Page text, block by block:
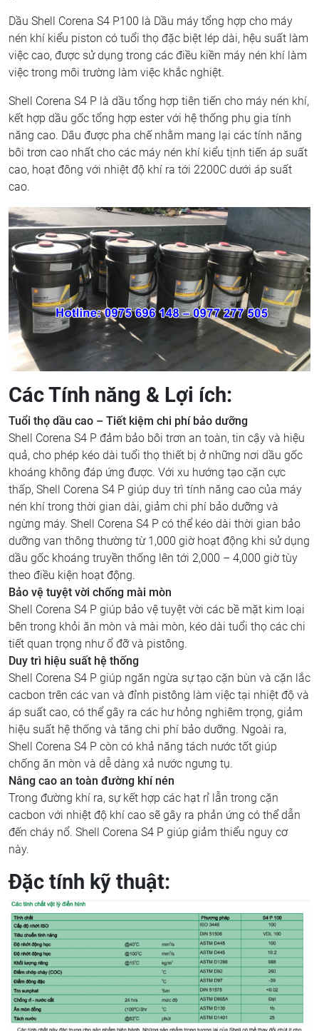
Dầu Shell Corena S4 P100 là Dầu máy tổng hợp cho máy
nén khí kiểu piston có tuổi thọ đặc biệt lép dài, hệu suất làm
việc cao, được sử dụng trong các điều kiền máy nén khí làm
việc trong môi trường làm việc khắc nghiệt.
Shell Corena S4 P là dầu tổng hợp tiên tiến cho máy nén khí,
kết hợp dầu gốc tổng hợp ester với hệ thống phụ gia tính
năng cao. Dâu được pha chế nhằm mang lại các tính năng
bôi trơn cao nhất cho các máy nén khí kiểu tịnh tiến áp suất
cao, hoạt đông với nhiệt độ khí ra tới 2200C dưới áp suất
cao.
Các Tính năng & Lợi ích:
Tuổi thọ dầu cao – Tiết kiệm chi phí bảo dưỡng
Shell Corena S4 P đảm bảo bôi trơn an toàn, tin cậy và hiệu
quả, cho phép kéo dài tuổi thọ thiết bị ở những nơi dầu gốc
khoáng không đáp ứng được. Với xu hướng tạo cặn cực
thấp, Shell Corena S4 P giúp duy trì tính năng cao của máy
nén khí trong thời gian dài, giảm chi phí bảo dưỡng và
ngừng máy. Shell Corena S4 P có thể kéo dài thời gian bảo
dưỡng van thông thường từ 1,000 giờ hoạt động khi sử dụng
dầu gốc khoáng truyền thống lên tới 2,000 – 4,000 giờ tùy
theo điều kiện hoạt động.
Bảo vệ tuyệt vời chống mài mòn
Shell Corena S4 P giúp bảo vệ tuyệt vời các bề mặt kim loại
bên trong khỏi ăn mòn và mài mòn, kéo dài tuổi thọ các chi
tiết quan trọng như ổ đỡ và pistông.
Duy trì hiệu suất hệ thống
Shell Corena S4 P giúp ngăn ngừa sự tạo cặn bùn và cặn lắc
cacbon trên các van và đỉnh pistông làm việc tại nhiệt độ và
áp suất cao, có thể gây ra các hư hỏng nghiêm trọng, giảm
hiệu suất hệ thống và tăng chi phí bảo dưỡng. Ngoài ra,
Shell Corena S4 P còn có khả năng tách nước tốt giúp
chống ăn mòn và dễ dàng xả nước ngưng tụ.
Nâng cao an toàn đường khí nén
Trong đường khí ra, sự kết hợp các hạt rỉ lẫn trong cặn
cacbon với nhiệt độ khí cao sẽ gây ra phản ứng có thể dẫn
đến cháy nổ. Shell Corena S4 P giúp giảm thiểu nguy cơ
này.
Đặc tính kỹ thuật: